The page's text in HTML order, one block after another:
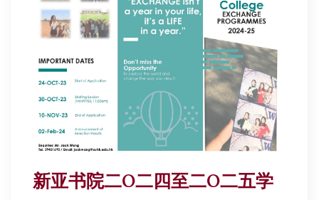
新亚书院二O二四至二O二五学